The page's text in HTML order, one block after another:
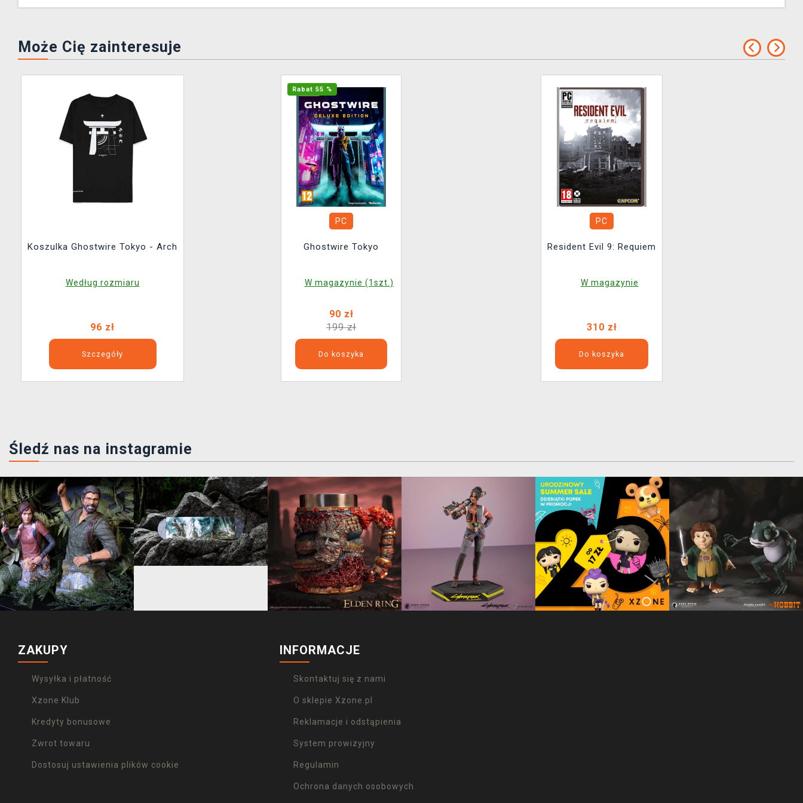
Może Cię zainteresuje
Koszulka Ghostwire Tokyo - Arch
Według rozmiaru
96 zł
Szczegóły
Rabat 55 %
PC
Ghostwire Tokyo
W magazynie (1szt.)
90 zł
199 zł
Do koszyka
PC
Resident Evil 9: Requiem
W magazynie
310 zł
Do koszyka
Śledź nas na instagramie
ZAKUPY
Wysyłka i płatność
Xzone Klub
Kredyty bonusowe
Zwrot towaru
Dostosuj ustawienia plików cookie
INFORMACJE
Skontaktuj się z nami
O sklepie Xzone.pl
Reklamacje i odstąpienia
System prowizyjny
Regulamin
Ochrona danych osobowych